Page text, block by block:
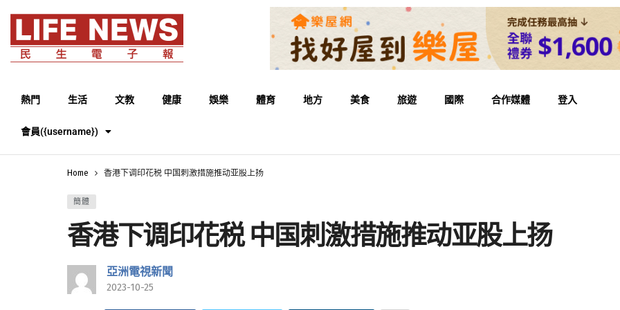
熱門 生活 文教 健康 娛樂 體育 地方 美食 旅遊 國際 合作媒體 登入
會員({username})
Home 香港下调印花税 中国刺激措施推动亚股上扬
簡體
香港下调印花税 中国刺激措施推动亚股上扬
亞洲電視新聞
2023-10-25